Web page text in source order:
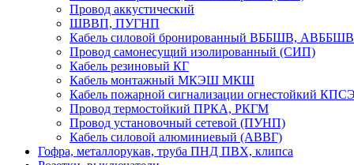
Провод аккустический
ШВВП, ПУГНП
Кабель силовой бронированный ВББШВ, АВББШВ
Провод самонесущий изолированный (СИП)
Кабель резиновый КГ
Кабель монтажный МКЭШ МКШ
Кабель пожарной сигнализации огнестойкий
Провод термостойкий ПРКА, РКГМ
Провод установочный сетевой (ПУНП)
Кабель силовой алюминиевый (АВВГ)
Гофра, металлорукав, труба ПНД ПВХ, клипса